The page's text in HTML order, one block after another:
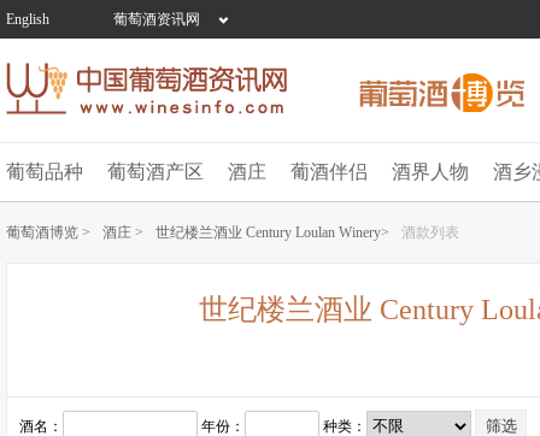
English 葡萄酒资讯网
葡萄品种 葡萄酒产区 酒庄 葡酒伴侣 酒界人物 酒乡
葡萄酒博览 > 酒庄 > 世纪楼兰酒业 Century Loulan Winery> 酒款列表
世纪楼兰酒业 Century
酒名： 年份： 种类：